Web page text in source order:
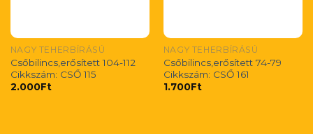
NAGY TEHERBÍRÁSÚ
Csőbilincs,erősített 104-112
Cikkszám: CSŐ 115
2.000Ft
NAGY TEHERBÍRÁSÚ
Csőbilincs,erősített 74-79
Cikkszám: CSŐ 161
1.700Ft